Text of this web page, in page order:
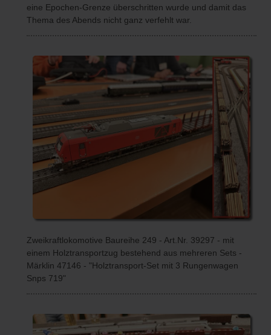
eine Epochen-Grenze überschritten wurde und damit das
Thema des Abends nicht ganz verfehlt war.
Zweikraftlokomotive Baureihe 249 - Art.Nr. 39297 - mit
einem Holztransportzug bestehend aus mehreren Sets -
Märklin 47146 - "Holztransport-Set mit 3 Rungenwagen
Snps 719"